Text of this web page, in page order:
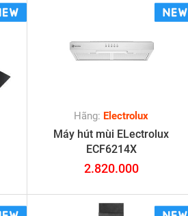
Hãng: Electrolux
Máy hút mùi ELectrolux
ECF6214X
2.820.000